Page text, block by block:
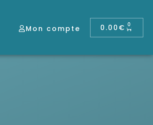
Mon compte 0.00 € 0